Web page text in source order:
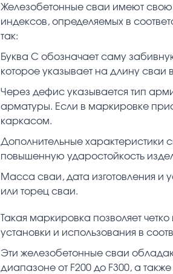
Железобетонные сваи имеют
индексов, определяемых в
так:
Буква С обозначает саму
которое указывает на длину сваи
Через дефис указывается тип
арматуры. Если в маркировке
каркасом.
Дополнительные характеристики
повышенную ударостойкость
Масса сваи, дата изготовления и
или торец сваи.
Такая маркировка позволяет
установки и использования в
Эти железобетонные сваи
диапазоне от F200 до F300, а